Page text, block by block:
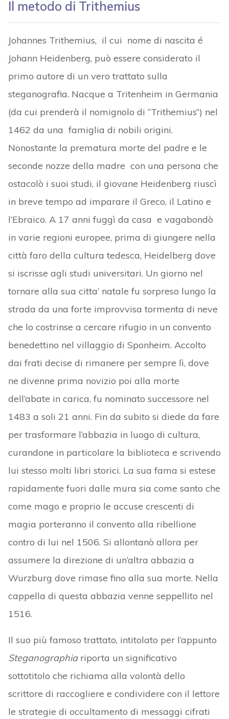
Il metodo di Trithemius
Johannes Trithemius, il cui nome di nascita é
Johann Heidenberg, può essere considerato il
primo autore di un vero trattato sulla
steganografia. Nacque a Tritenheim in Germania
(da cui prenderà il nomignolo di “Trithemius”) nel
1462 da una famiglia di nobili origini.
Nonostante la prematura morte del padre e le
seconde nozze della madre con una persona che
ostacolò i suoi studi, il giovane Heidenberg riuscì
in breve tempo ad imparare il Greco, il Latino e
l’Ebraico. A 17 anni fuggì da casa e vagabondò
in varie regioni europee, prima di giungere nella
città faro della cultura tedesca, Heidelberg dove
si iscrisse agli studi universitari. Un giorno nel
tornare alla sua citta’ natale fu sorpreso lungo la
strada da una forte improvvisa tormenta di neve
che lo costrinse a cercare rifugio in un convento
benedettino nel villaggio di Sponheim. Accolto
dai frati decise di rimanere per sempre lì, dove
ne divenne prima novizio poi alla morte
dell’abate in carica, fu nominato successore nel
1483 a soli 21 anni. Fin da subito si diede da fare
per trasformare l’abbazia in luogo di cultura,
curandone in particolare la biblioteca e scrivendo
lui stesso molti libri storici. La sua fama si estese
rapidamente fuori dalle mura sia come santo che
come mago e proprio le accuse crescenti di
magia porteranno il convento alla ribellione
contro di lui nel 1506. Si allontanò allora per
assumere la direzione di un’altra abbazia a
Wurzburg dove rimase fino alla sua morte. Nella
cappella di questa abbazia venne seppellito nel
1516.
Il suo più famoso trattato, intitolato per l’appunto
Steganographiariporta un significativo
sottotitolo che richiama alla volontà dello
scrittore di raccogliere e condividere con il lettore
le strategie di occultamento di messaggi cifrati